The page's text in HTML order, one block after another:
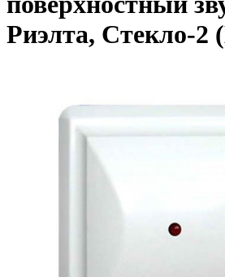
Риэлта, Стекло-2